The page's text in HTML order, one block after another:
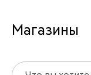
Магазины